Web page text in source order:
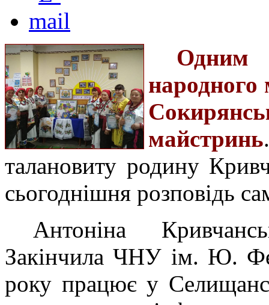
Одним
майстринь
талановиту родину
сьогоднішня розповідь
Антоніна
Закінчила ЧНУ ім. Ю.
року працює у